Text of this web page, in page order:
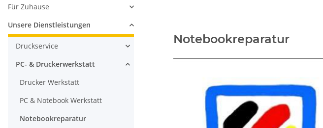
Notebookreparatur
Für Zuhause
Unsere Dienstleistungen
Druckservice
PC- & Druckerwerkstatt
Drucker Werkstatt
PC & Notebook Werkstatt
Notebookreparatur